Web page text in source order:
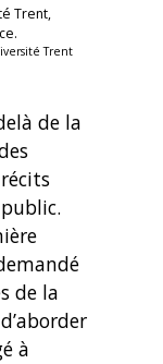
Trent,
Trent
de la
de la
à